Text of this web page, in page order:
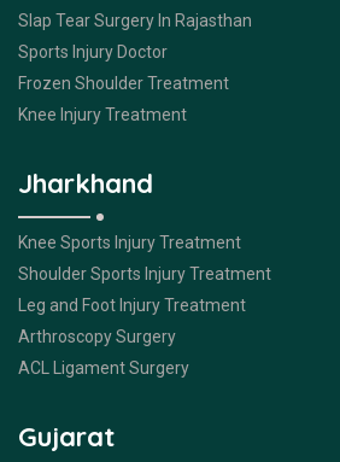
Slap Tear Surgery In Rajasthan
Sports Injury Doctor
Frozen Shoulder Treatment
Knee Injury Treatment
Jharkhand
Knee Sports Injury Treatment
Shoulder Sports Injury Treatment
Leg and Foot Injury Treatment
Arthroscopy Surgery
ACL Ligament Surgery
Gujarat